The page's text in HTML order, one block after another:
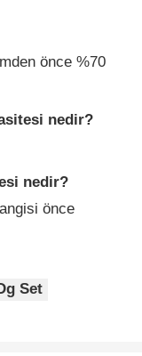
önce %70
nedir?
nedir?
önce
Set